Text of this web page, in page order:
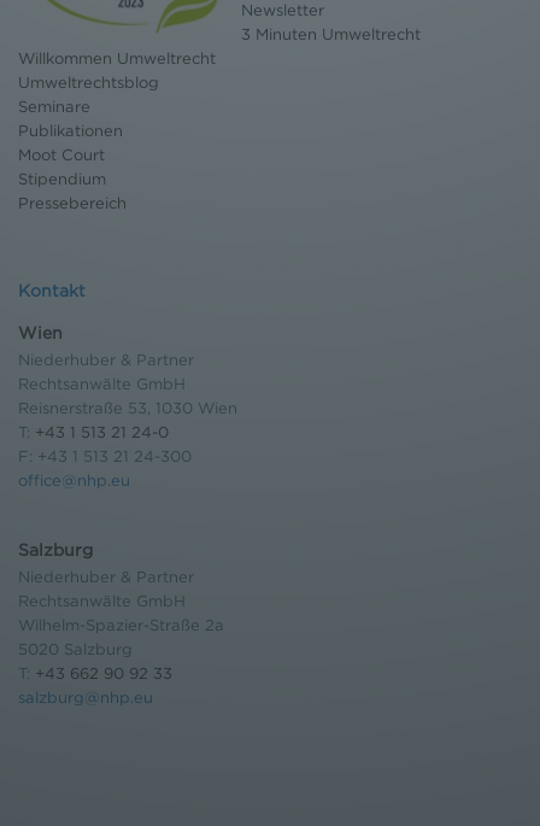
Newsletter
3 Minuten Umweltrecht
Willkommen Umweltrecht
Umweltrechtsblog
Seminare
Publikationen
Moot Court
Stipendium
Pressebereich
Kontakt
Wien
Niederhuber & Partner
Rechtsanwälte GmbH
Reisnerstraße 53, 1030 Wien
T: +43 1 513 21 24-0
F: +43 1 513 21 24-300
office@nhp.eu
Salzburg
Niederhuber & Partner
Rechtsanwälte GmbH
Wilhelm-Spazier-Straße 2a
5020 Salzburg
T: +43 662 90 92 33
salzburg@nhp.eu